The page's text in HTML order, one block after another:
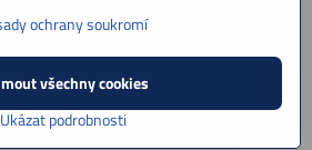
soukromíZásady ochrany soukromí
systémem:ByznysWeb.cz
ochrany soukromí
Ukázat podrobnosti
všechny cookies